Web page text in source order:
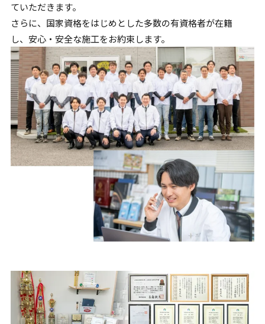
ていただきます。
さらに、国家資格をはじめとした多数の有資格者が在籍
し、 安心・安全な施工をお約束します。